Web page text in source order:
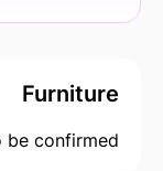
Furniture
be confirmed.